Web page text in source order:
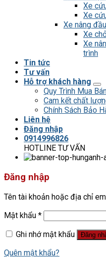
Xe
Xe
Xe nâng
Xe
Xe
trình
Tin tức
Tư vấn
Hỗ trợ khách hàng
Quy Trình Mua
Cam kết chất
Chính Sách Bảo
Liên hệ
Đăng nhập
0914996826
HOTLINE TƯ VẤN
Đăng nhập
Tên tài khoản hoặc địa chỉ
Mật khẩu *
Ghi nhớ mật khẩu
Đăng
Quên mật khẩu?